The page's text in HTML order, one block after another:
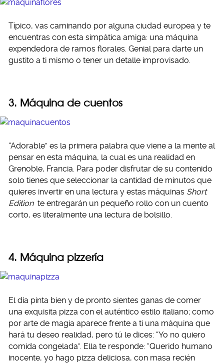
Típico, vas caminando por alguna ciudad europea y te
encuentras con esta simpática amiga: una máquina
expendedora de ramos florales. Genial para darte un
gustito a ti mismo o tener un detalle improvisado.
3. Máquina de cuentos
“Adorable” es la primera palabra que viene a la mente al
pensar en esta máquina, la cual es una realidad en
Grenoble, Francia. Para poder disfrutar de su contenido
solo tienes que seleccionar la cantidad de minutos que
quieres invertir en una lectura y estas máquinas Short
Edition te entregarán un pequeño rollo con un cuento
corto, es literalmente una lectura de bolsillo.
4. Máquina pizzería
El día pinta bien y de pronto sientes ganas de comer
una exquisita pizza con el auténtico estilo italiano; como
por arte de magia aparece frente a ti una máquina que
hará tu deseo realidad, pero tú le dices: “Yo no quiero
comida congelada”. Ella te responde: “Querido humano
inocente, yo hago pizza deliciosa, con masa recién